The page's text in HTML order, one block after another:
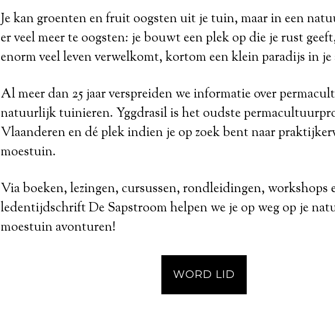
Je kan groenten en fruit oogsten uit je tuin, maar in een
er veel meer te oogsten: je bouwt een plek op die je rust
enorm veel leven verwelkomt, kortom een klein paradijs in
Al meer dan 25 jaar verspreiden we informatie over
natuurlijk tuinieren. Yggdrasil is het oudste
Vlaanderen en dé plek indien je op zoek bent naar
moestuin.
Via boeken, lezingen, cursussen, rondleidingen, workshops
ledentijdschrift De Sapstroom helpen we je op weg op je
moestuin avonturen!
WORD LID